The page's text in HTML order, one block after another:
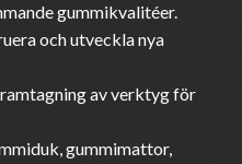
gummikvalitéer.
och utveckla nya
av verktyg för
gummimattor,